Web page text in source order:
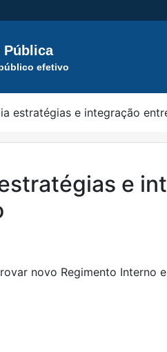
Pública
efetivo
estratégias e integração
e
novo Regimento